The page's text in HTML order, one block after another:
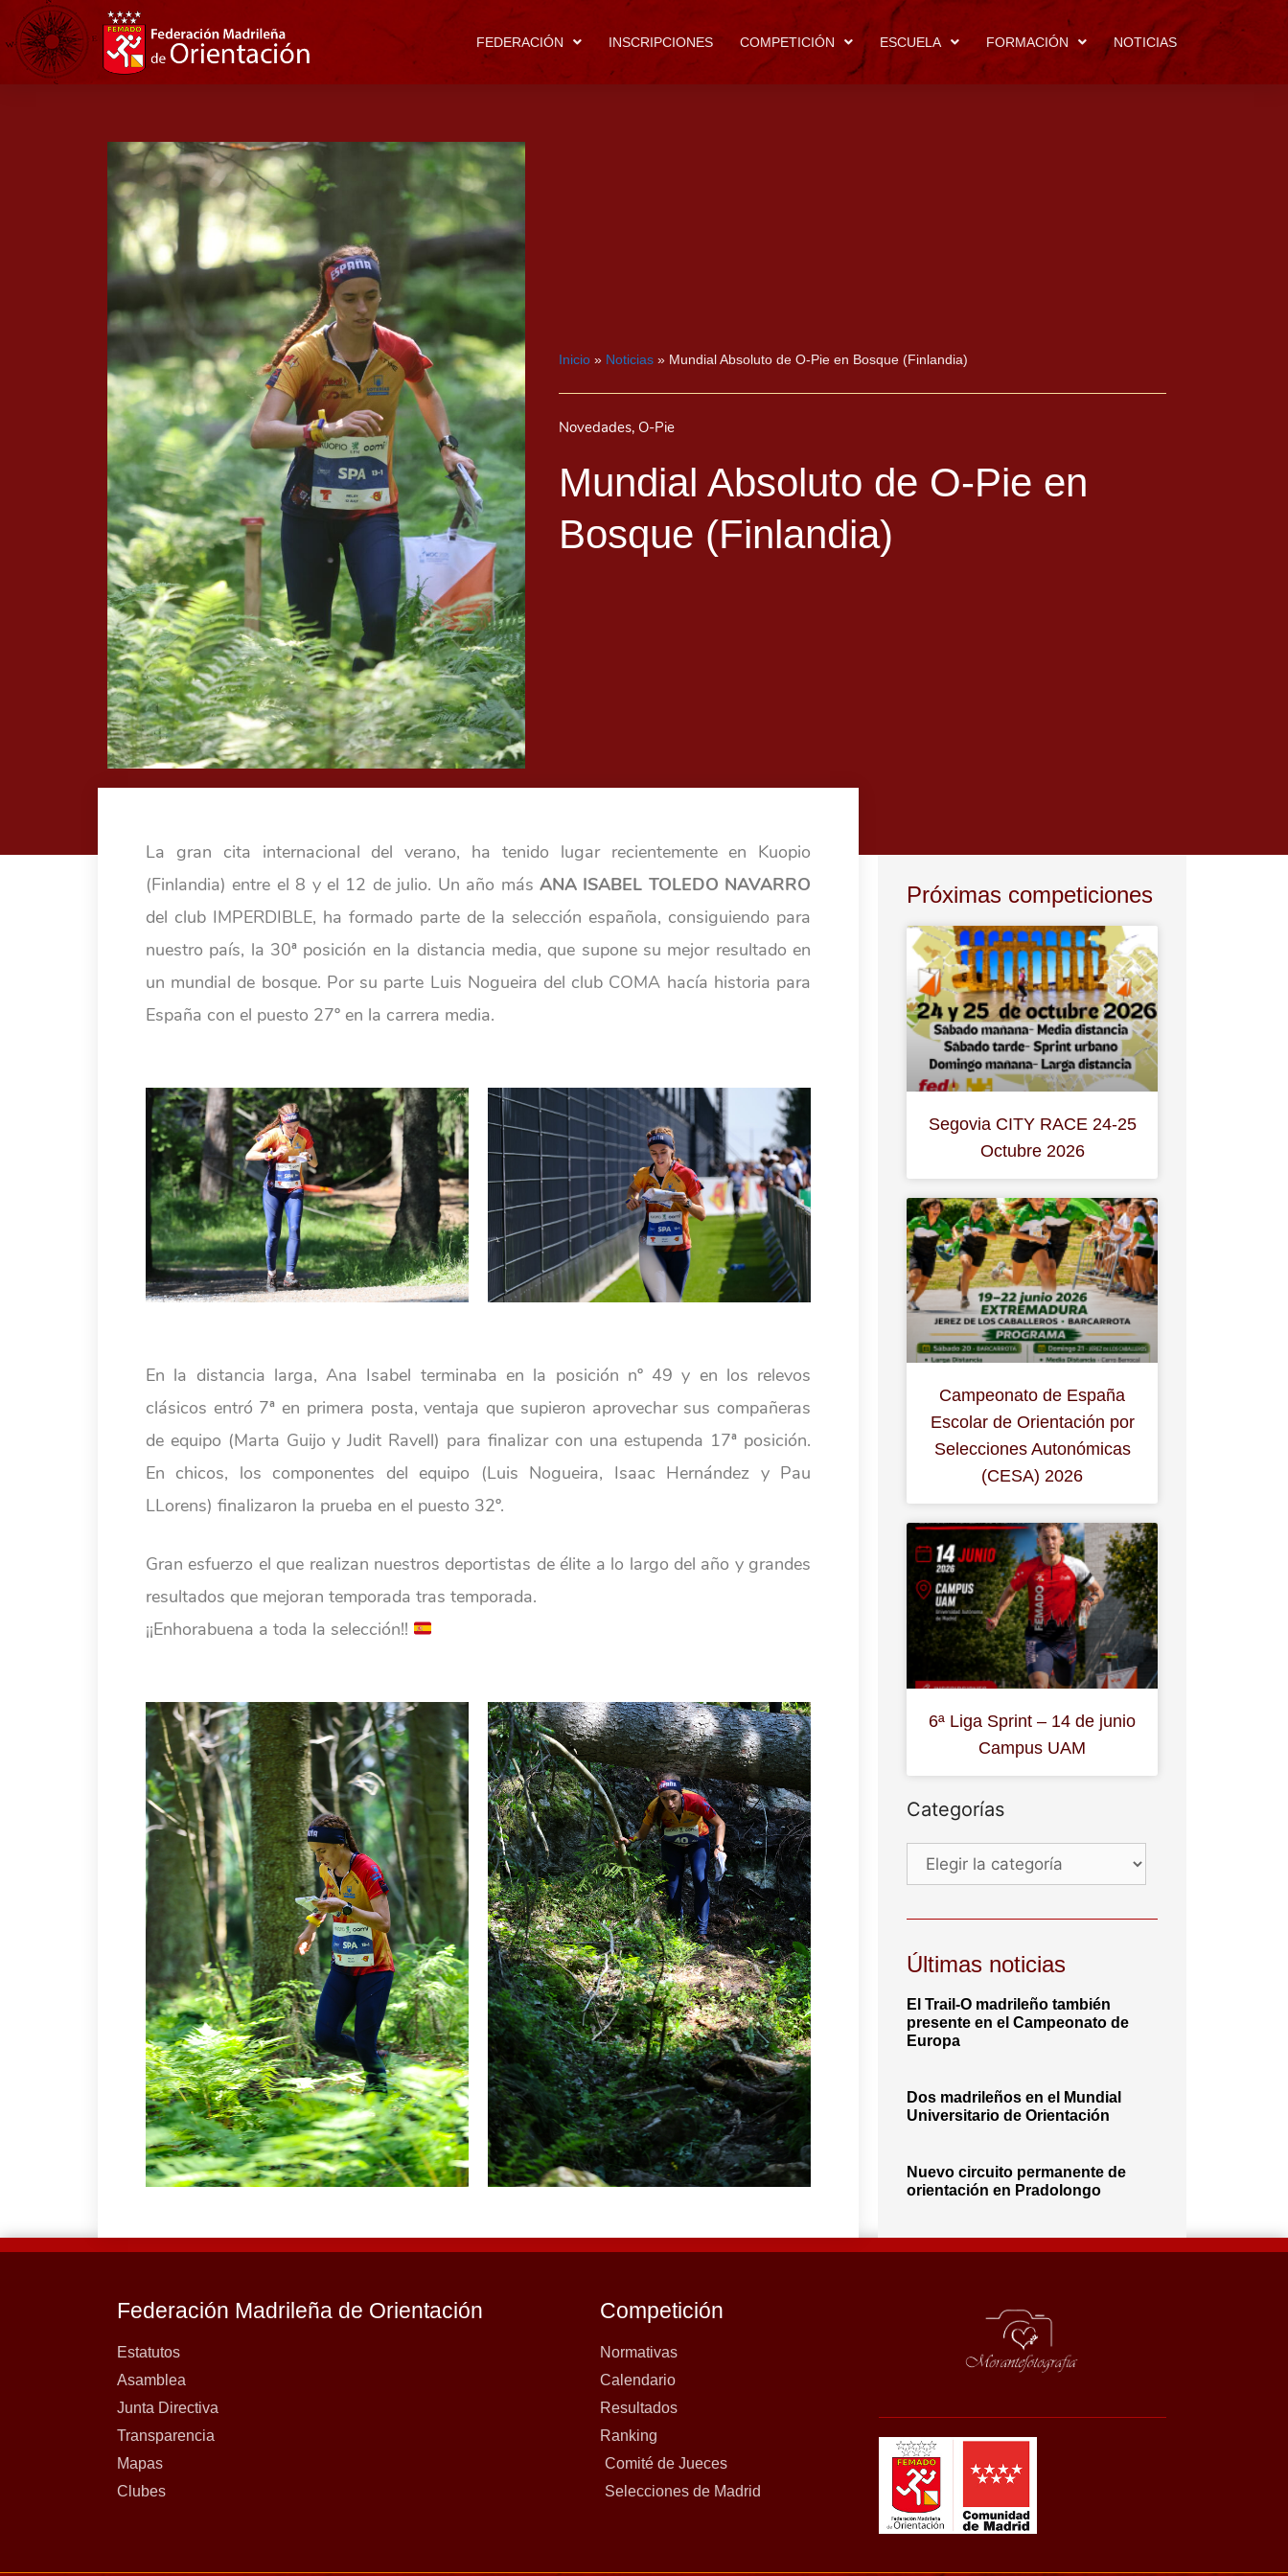
FEDERACIÓN INSCRIPCIONES COMPETICIÓN ESCUELA FORMACIÓN NOTICIAS
Inicio » Noticias » Mundial Absoluto de O-Pie en Bosque (Finlandia)
Novedades, O-Pie
Mundial Absoluto de O-Pie en
Bosque (Finlandia)
La gran cita internacional del verano, ha tenido lugar recientemente en Kuopio
(Finlandia) entre el 8 y el 12 de julio. Un año más ANA ISABEL TOLEDO NAVARRO
del club IMPERDIBLE, ha formado parte de la selección española, consiguiendo para
nuestro país, la 30ª posición en la distancia media, que supone su mejor resultado en
un mundial de bosque. Por su parte Luis Nogueira del club COMA hacía historia para
España con el puesto 27º en la carrera media.
En la distancia larga, Ana Isabel terminaba en la posición nº 49 y en los relevos
clásicos entró 7ª en primera posta, ventaja que supieron aprovechar sus compañeras
de equipo (Marta Guijo y Judit Ravell) para finalizar con una estupenda 17ª posición.
En chicos, los componentes del equipo (Luis Nogueira, Isaac Hernández y Pau
LLorens) finalizaron la prueba en el puesto 32º.
Gran esfuerzo el que realizan nuestros deportistas de élite a lo largo del año y grandes
resultados que mejoran temporada tras temporada.
¡¡Enhorabuena a toda la selección!!
Próximas competiciones
Segovia CITY RACE 24-25
Octubre 2026
Campeonato de España
Escolar de Orientación por
Selecciones Autonómicas
(CESA) 2026
6ª Liga Sprint – 14 de junio
Campus UAM
Categorías
Últimas noticias
El Trail-O madrileño también
presente en el Campeonato de
Europa
Dos madrileños en el Mundial
Universitario de Orientación
Nuevo circuito permanente de
orientación en Pradolongo
Federación Madrileña de Orientación
Estatutos
Asamblea
Junta Directiva
Transparencia
Mapas
Clubes
Competición
Normativas
Calendario
Resultados
Ranking
Comité de Jueces
Selecciones de Madrid